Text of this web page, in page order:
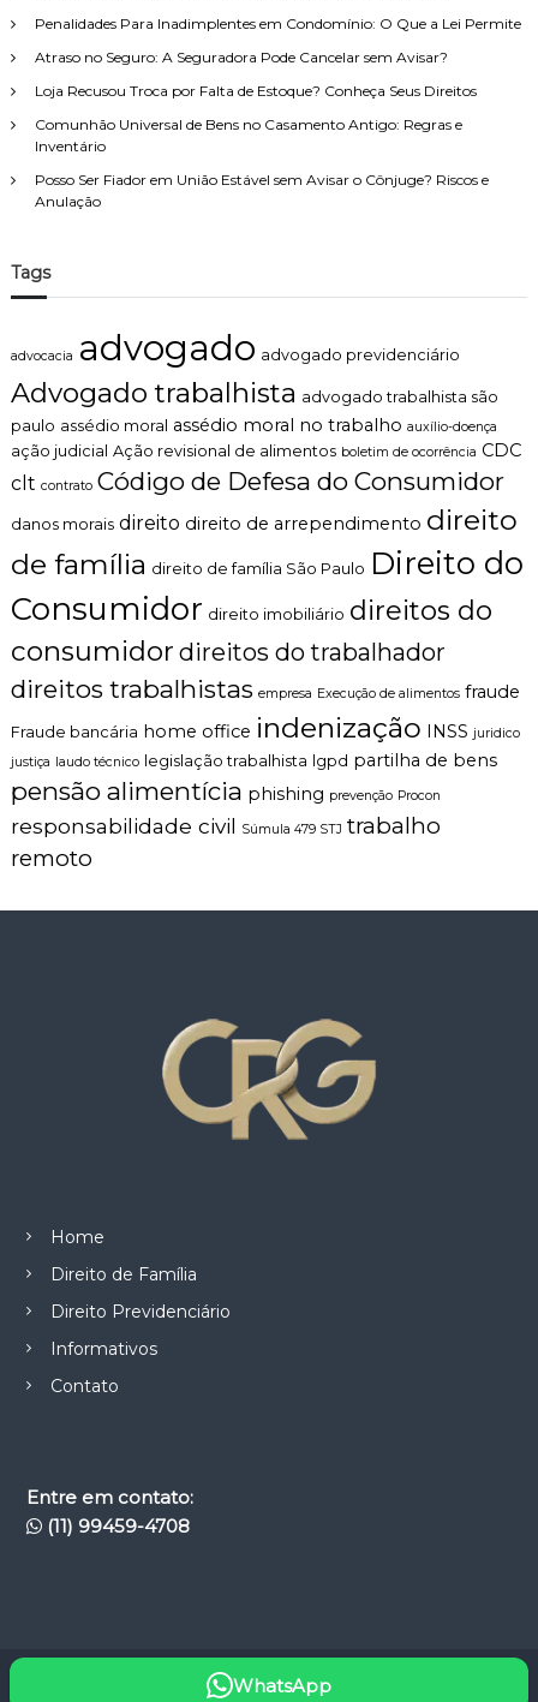
Penalidades Para Inadimplentes em Condomínio: O Que a Lei Permite
Atraso no Seguro: A Seguradora Pode Cancelar sem Avisar?
Loja Recusou Troca por Falta de Estoque? Conheça Seus Direitos
Comunhão Universal de Bens no Casamento Antigo: Regras e
Inventário
Posso Ser Fiador em União Estável sem Avisar o Cônjuge? Riscos e
Anulação
Tags
advocacia advogado advogado previdenciário
Advogado trabalhista advogado trabalhista são
paulo assédio moral assédio moral no trabalho auxílio-doença
ação judicial Ação revisional de alimentos boletim de ocorrência CDC
clt contrato Código de Defesa do Consumidor
danos morais direito direito de arrependimento direito
de família direito de família São Paulo Direito do
Consumidor direito imobiliário direitos do
consumidor direitos do trabalhador
direitos trabalhistas empresa Execução de alimentos fraude
Fraude bancária home office indenização INSS juridico
justiça laudo técnico legislação trabalhista lgpd partilha de bens
pensão alimentícia phishing prevenção Procon
responsabilidade civil Súmula 479 STJ trabalho
remoto
Home
Direito de Família
Direito Previdenciário
Informativos
Contato
Entre em contato:
(11) 99459-4708
Copyright © 2026Casimiro Ribeiro Garcia Advocacia
WhatsApp